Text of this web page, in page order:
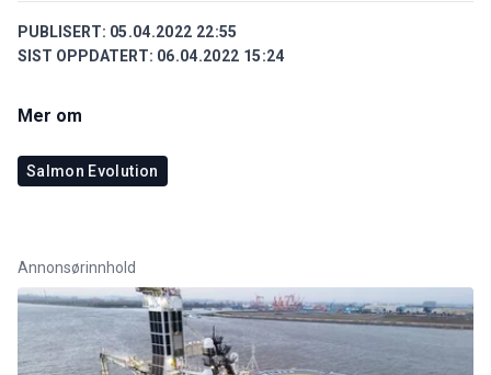
PUBLISERT: 05.04.2022 22:55
SIST OPPDATERT: 06.04.2022 15:24
Mer om
Salmon Evolution
Annonsørinnhold